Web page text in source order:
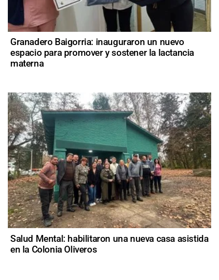
Granadero Baigorria: inauguraron un nuevo
espacio para promover y sostener la lactancia
materna
Salud Mental: habilitaron una nueva casa asistida
en la Colonia Oliveros